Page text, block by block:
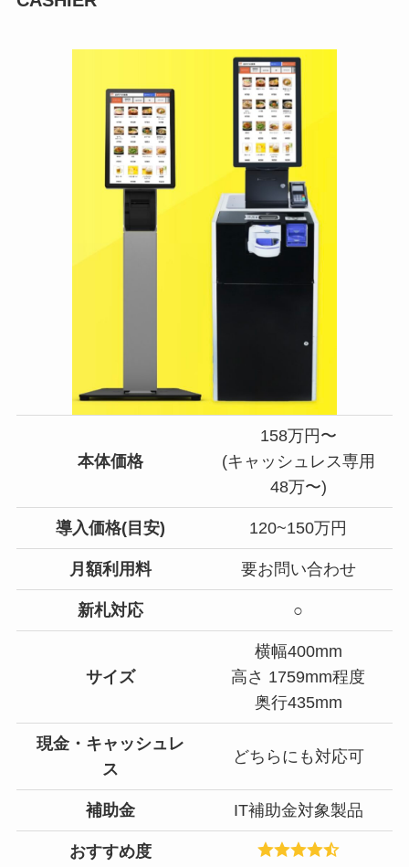
本体価格
158万円〜
(キャッシュレス専用
48万〜)
導入価格(目安) 120~150万円
月額利用料 要お問い合わせ
新札対応 ○
サイズ
横幅400mm
高さ 1759mm程度
奥行435mm
現金・キャッシュレ
ス
どちらにも対応可
補助金 IT補助金対象製品
おすすめ度